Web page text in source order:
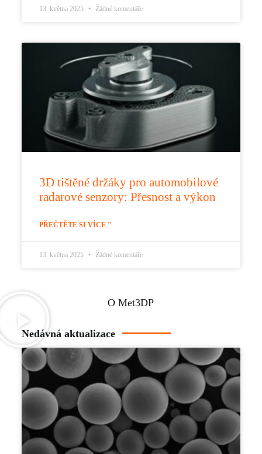
13. května 2025 Žádné komentáře
3D tištěné držáky pro automobilové
radarové senzory: Přesnost a výkon
PŘEČTĚTE SI VÍCE "
13. května 2025 Žádné komentáře
O Met3DP
Nedávná aktualizace